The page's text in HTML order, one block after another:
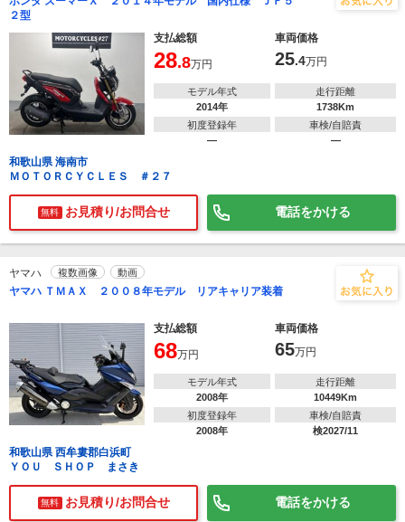
２型
支払総額
車両価格
28.8万円 25.4万円
モデル年式
2014年
走行距離
1738Km
初度登録年
―
車検/自賠責
―
和歌山県 海南市
ＭＯＴＯＲＣＹＣＬＥＳ ＃２７
無料 お見積り/お問合せ 電話をかける
ヤマハ 複数画像 動画
ヤマハ ＴＭＡＸ ２００８年モデル リアキャリア装着
支払総額 車両価格
68万円 65万円
モデル年式
2008年
走行距離
10449Km
初度登録年
2008年
車検/自賠責
検2027/11
和歌山県 西牟婁郡白浜町
ＹＯＵ ＳＨＯＰ まさき
無料 お見積り/お問合せ 電話をかける